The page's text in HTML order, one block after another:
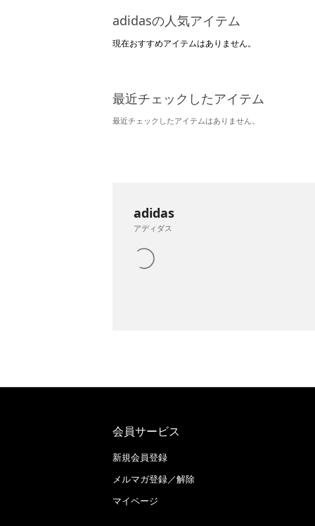
adidasの人気アイテム
現在おすすめアイテムはありません。
最近チェックしたアイテム
最近チェックしたアイテムはありません。
adidas
アディダス
会員サービス
新規会員登録
メルマガ登録／解除
マイページ